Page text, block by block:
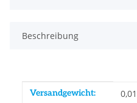
Beschreibung
Produkteigenschaft
Wert
Versandgewicht: